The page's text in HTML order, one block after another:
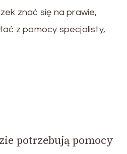
znać się na prawie,
z pomocy specjalisty,
potrzebują pomocy